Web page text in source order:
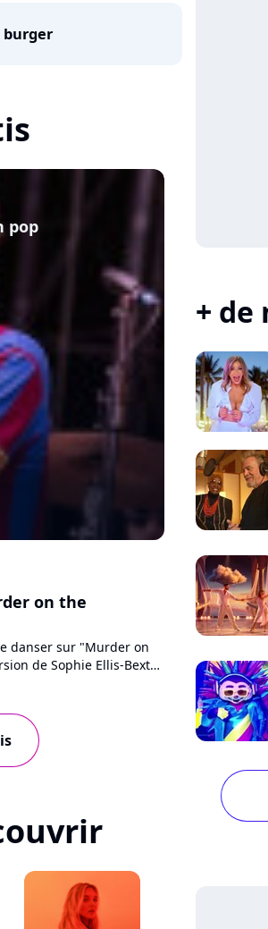
burger
pop
on the
danser sur "Murder on
de Sophie Ellis-Bextor
+ de